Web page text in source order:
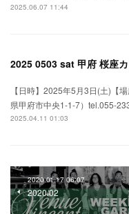
2025.06.07 11:44
2025 0503 sat 甲府 桜座
【日時】2025年5月3日(土)【
県甲府市中央1-1-7）tel.055-
2025.04.11 01:03
2020.01.17 06:07
2020/02